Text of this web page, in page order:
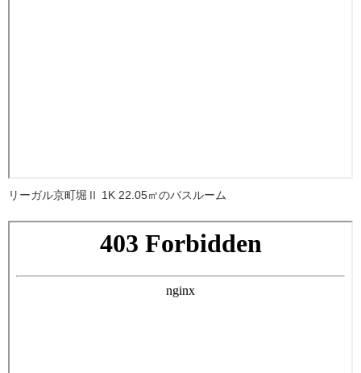
リーガル京町堀Ⅱ 1K 22.05㎡のバスルーム